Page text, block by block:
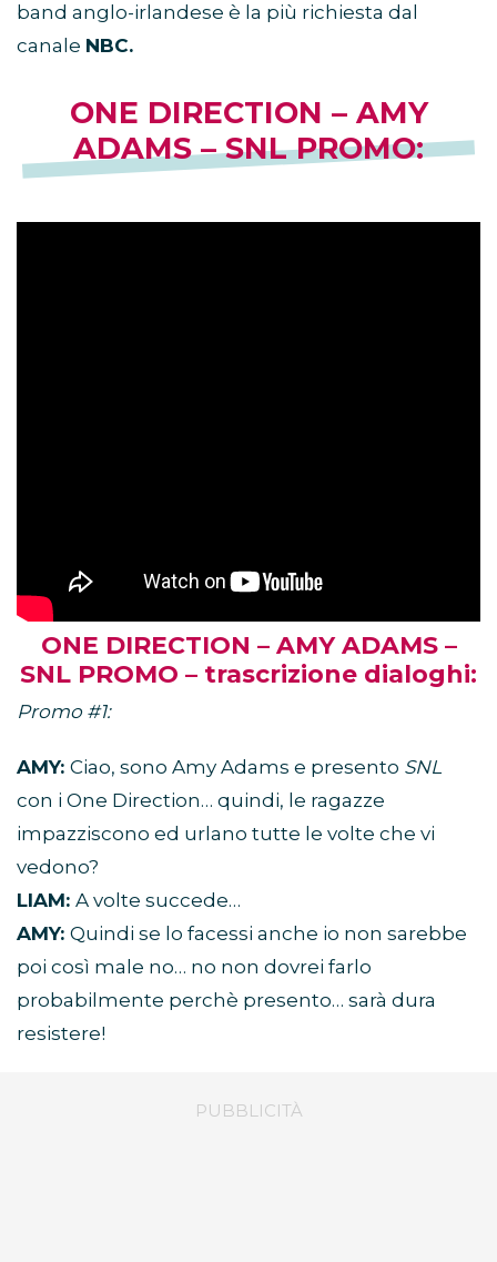
band anglo-irlandese è la più richiesta dal
canale NBC.
ONE DIRECTION – AMY
ADAMS – SNL PROMO:
ONE DIRECTION – AMY ADAMS –
SNL PROMO – trascrizione dialoghi:
Promo #1:
AMY: Ciao, sono Amy Adams e presento SNL
con i One Direction… quindi, le ragazze
impazziscono ed urlano tutte le volte che vi
vedono?
LIAM: A volte succede…
AMY: Quindi se lo facessi anche io non sarebbe
poi così male no… no non dovrei farlo
probabilmente perchè presento… sarà dura
resistere!